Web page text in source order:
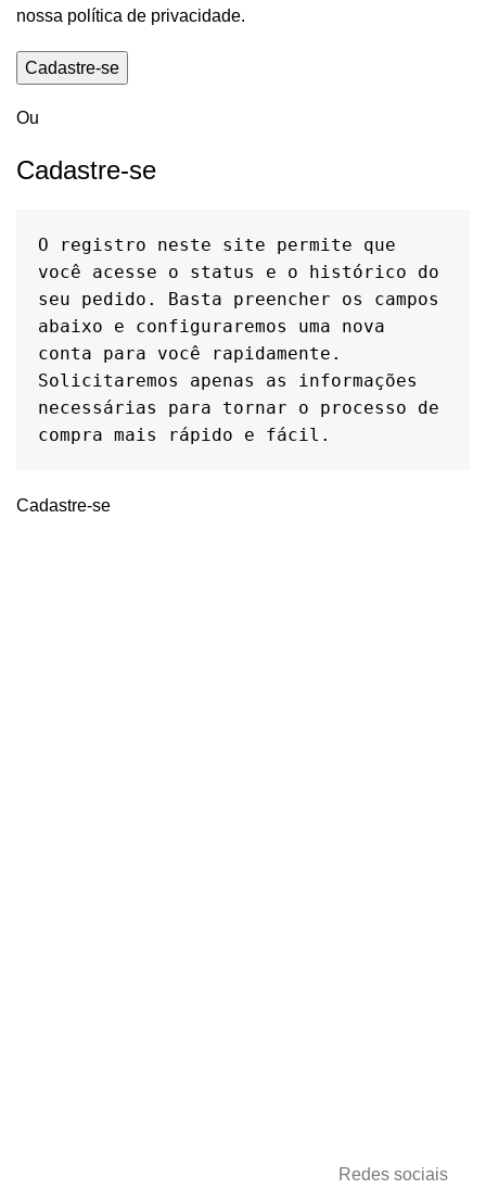
nossa política de privacidade.
Cadastre-se
Ou
Cadastre-se
O registro neste site permite que
você acesse o status e o histórico do
seu pedido. Basta preencher os campos
abaixo e configuraremos uma nova
conta para você rapidamente.
Solicitaremos apenas as informações
necessárias para tornar o processo de
compra mais rápido e fácil.
Cadastre-se
Redes sociais